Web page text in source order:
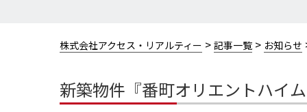
株式会社アクセス・リアルティー > 記事一覧 > お知らせ
新築物件『番町オリエントハイ